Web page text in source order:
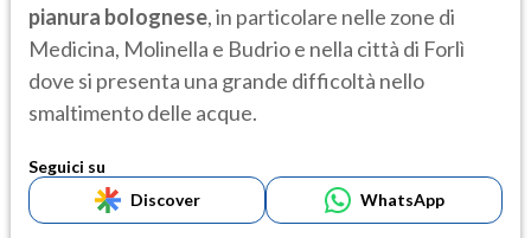
pianura bolognese, in particolare nelle zone di
Medicina, Molinella e Budrio e nella città di Forlì
dove si presenta una grande difficoltà nello
smaltimento delle acque.
Seguici su
Discover
WhatsApp